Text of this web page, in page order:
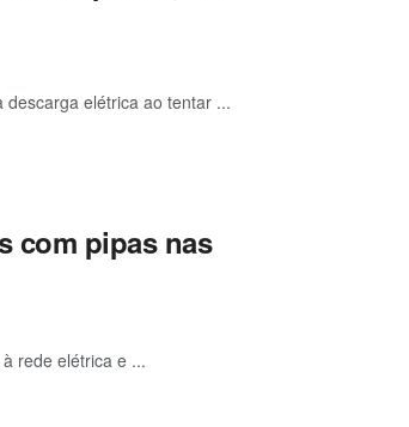
elétrica ao tentar ...
com pipas nas
rede elétrica e ...